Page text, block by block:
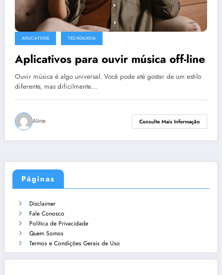
APLICATIVOS TECNOLOGIA
Aplicativos para ouvir música off-line
Ouvir música é algo universal. Você pode até gostar de um estilo
diferente, mas dificilmente…
Aline Consulte Mais Informação
Páginas
Disclaimer
Fale Conosco
Política de Privacidade
Quem Somos
Termos e Condições Gerais de Uso